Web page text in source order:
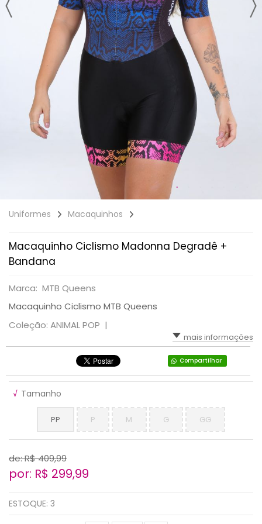
Uniformes Macaquinhos
Macaquinho Ciclismo Madonna Degradê +
Bandana
Marca: MTB Queens
Macaquinho Ciclismo MTB Queens
Coleção: ANIMAL POP |
mais informações
Compartilhar
√ Tamanho
PP P M G GG
de: R$409,99
por: R$ 299,99
ESTOQUE: 3